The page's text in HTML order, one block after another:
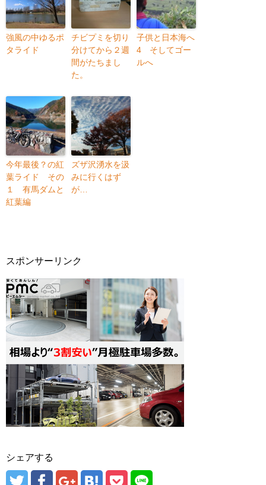
強風の中ゆるポ
タライド
チビプミを切り
分けてから２週
間がたちまし
た。
子供と日本海へ
4 そしてゴー
ルへ
今年最後？の紅
葉ライド その
１ 有馬ダムと
紅葉編
ズザ沢湧水を汲
みに行くはず
が…
スポンサーリンク
シェアする